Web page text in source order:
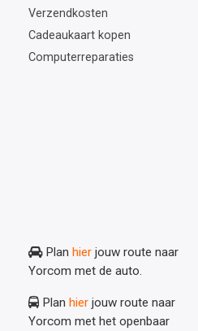
Verzendkosten
Cadeaukaart kopen
Computerreparaties
Plan hier jouw route naar
Yorcom met de auto.
Plan hier jouw route naar
Yorcom met het openbaar